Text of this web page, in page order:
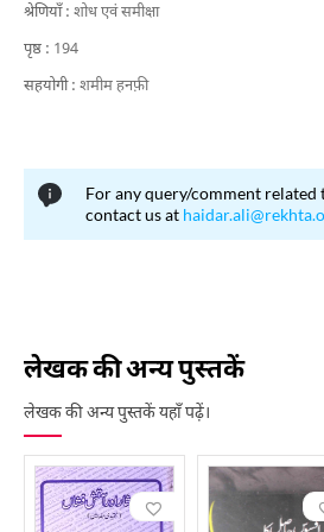
श्रेणियाँ : शोध एवं समीक्षा
पृष्ठ : 194
सहयोगी : शमीम हनफ़ी
For any query/comment related
contact us at
लेखक की अन्य पुस्तकें
लेखक की अन्य पुस्तकें यहाँ पढ़ें।